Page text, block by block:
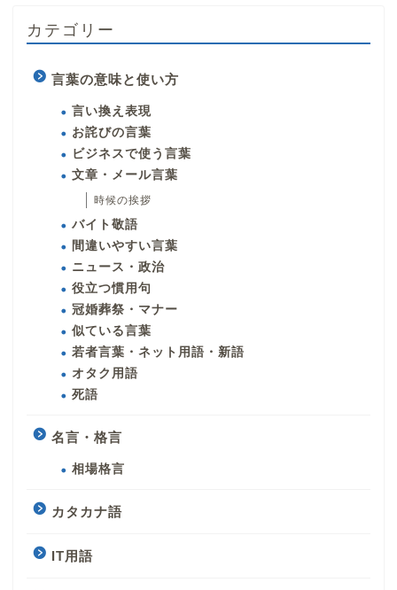
カテゴリー
言葉の意味と使い方
言い換え表現
お詫びの言葉
ビジネスで使う言葉
文章・メール言葉
時候の挨拶
バイト敬語
間違いやすい言葉
ニュース・政治
役立つ慣用句
冠婚葬祭・マナー
似ている言葉
若者言葉・ネット用語・新語
オタク用語
死語
名言・格言
相場格言
カタカナ語
IT用語